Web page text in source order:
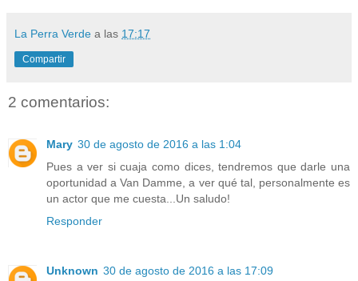
La Perra Verde a las 17:17
Compartir
2 comentarios:
Mary 30 de agosto de 2016 a las 1:04
Pues a ver si cuaja como dices, tendremos que darle una
oportunidad a Van Damme, a ver qué tal, personalmente es
un actor que me cuesta...Un saludo!
Responder
Unknown 30 de agosto de 2016 a las 17:09